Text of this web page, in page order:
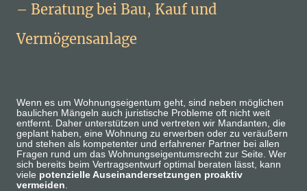
– Beratung bei Bau, Kauf und
Vermögensanlage
Wenn es um Wohnungseigentum geht, sind neben möglichen
baulichen Mängeln auch juristische Probleme oft nicht weit
entfernt. Daher unterstützen und vertreten wir Mandanten, die
geplant haben, eine Wohnung zu erwerben oder zu veräußern
und stehen als kompetenter und erfahrener Partner bei allen
Fragen rund um das Wohnungseigentumsrecht zur Seite. Wer
sich bereits beim Vertragsentwurf optimal beraten lässt, kann
viele potenzielle Auseinandersetzungen proaktiv
vermeiden